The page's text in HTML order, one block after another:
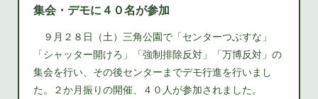
集会・デモに４０名が参加
９月２８日（土）三角公園で「センターつぶすな」
「シャッター開けろ」「強制排除反対」「万博反対」の
集会を行い、その後センターまでデモ行進を行いまし
た。２か月振りの開催、４０人が参加されました。